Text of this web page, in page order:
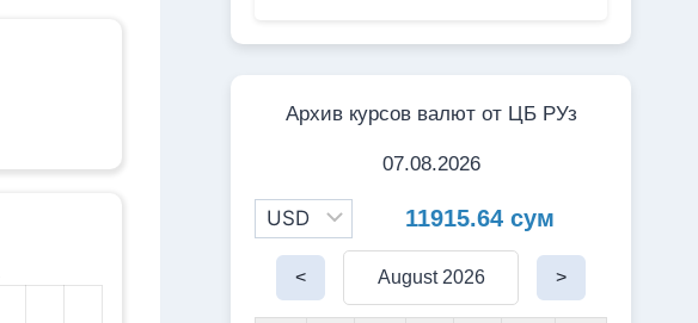
Архив курсов валют от ЦБ РУз
07.08.2026
11915.64 сум
< August 2026 >